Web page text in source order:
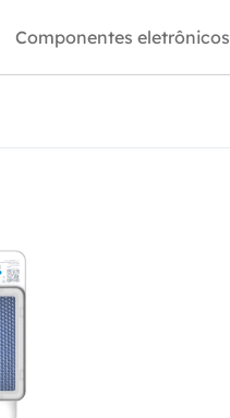
Componentes eletrônicos